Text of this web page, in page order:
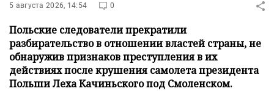
5 августа 2026, 14:54 0
Польские следователи прекратили
разбирательство в отношении властей страны, не
обнаружив признаков преступления в их
действиях после крушения самолета президента
Польши Леха Качиньского под Смоленском.